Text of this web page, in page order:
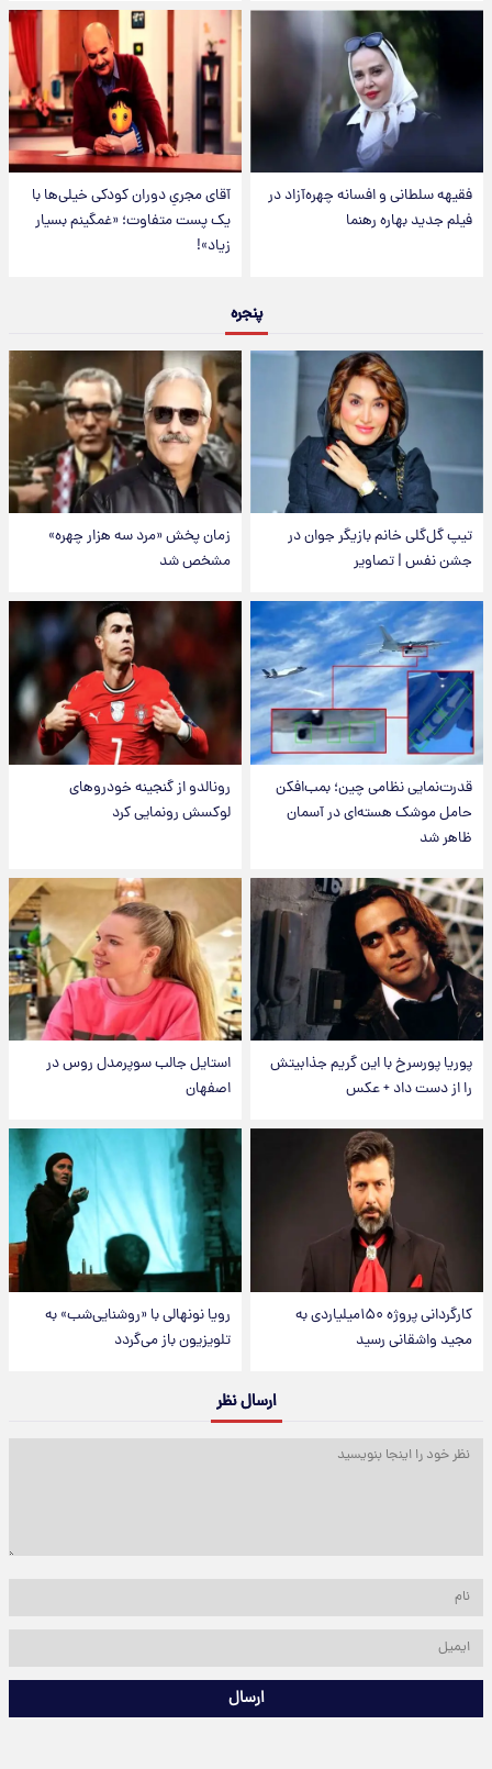
فقیهه سلطانی و افسانه چهره‌آزاد در
فیلم جدید بهاره رهنما
آقای مجریِ دوران کودکی خیلی‌ها با
یک پست متفاوت؛ «غمگینم بسیار
زیاد»!
پنجره
تیپ گل‌گلی خانم بازیگر جوان در
جشن نفس | تصاویر
زمان پخش «مرد سه هزار چهره»
مشخص شد
قدرت‌نمایی نظامی چین؛ بمب‌افکن
حامل موشک هسته‌ای در آسمان
ظاهر شد
رونالدو از گنجینه خودروهای
لوکسش رونمایی کرد
پوریا پورسرخ با این گریم جذابیتش
را از دست داد + عکس
استایل جالب سوپرمدل روس در
اصفهان
کارگردانی پروژه ۱۵۰میلیاردی به
مجید واشقانی رسید
رویا نونهالی با «روشنایی‌شب» به
تلویزیون باز می‌گردد
ارسال نظر
ارسال